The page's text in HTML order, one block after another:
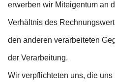
erwerben wir Miteigentum an
Verhältnis des
den anderen verarbeiteten
der Verarbeitung.
Wir verpflichteten uns, die